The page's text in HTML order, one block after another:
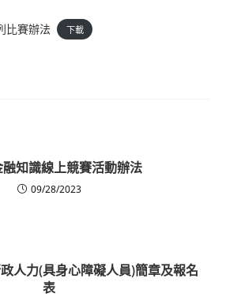
比賽辦法 下載
知識線上競賽活動辦法
09/28/2023
人力(具身心障礙人員)簡章及報名
表